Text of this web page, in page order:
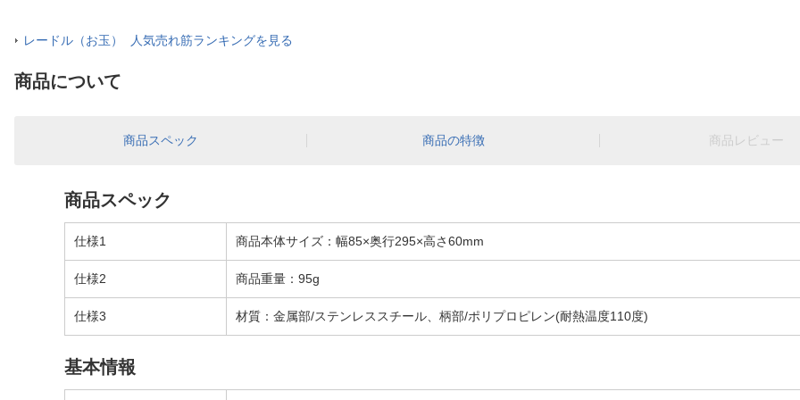
レードル（お玉） 人気売れ筋ランキングを見る
商品について
商品スペック 商品の特徴 商品レビュー
商品スペック
仕様1 商品本体サイズ：幅85×奥行295×高さ60mm
仕様2 商品重量：95g
仕様3 材質：金属部/ステンレススチール、柄部/ポリプロピレン(耐熱温度110度)
基本情報